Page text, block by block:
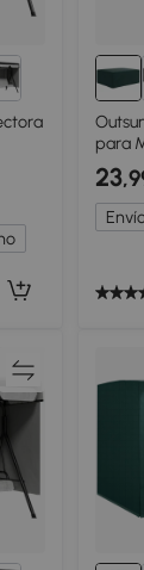
y
cm
para
UV
cm
23